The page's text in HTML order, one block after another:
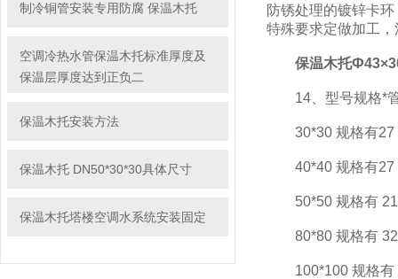
制冷铜管安装专用防腐 保温木托
空调冷热水管保温木托标准厚度及
保温层厚度达到正负二
保温木托安装方法
保温木托 DN50*30*30具体尺寸
保温木托塔楼空调水系统安装固定
防锈处理的镀锌卡
特殊要求定做加工
保温木托
14、型号规格*
30*30 规格有27
40*40 规格有27
50*50 规格有
80*80 规格有
100*100 规格有